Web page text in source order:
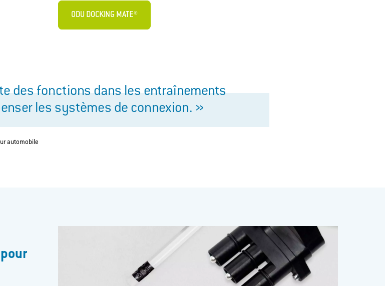
ODU DOCKING MATE®
des fonctions dans les entraînements
les systèmes de connexion. »
automobile